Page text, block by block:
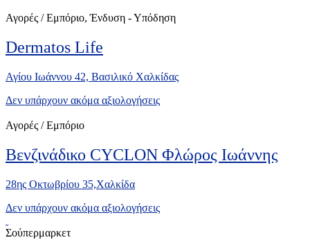
Αγορές / Εμπόριο, Ένδυση - Υπόδηση
Dermatos Life
Αγίου Ιωάννου 42, Βασιλικό Χαλκίδας
Δεν υπάρχουν ακόμα αξιολογήσεις
Αγορές / Εμπόριο
Βενζινάδικο CYCLON Φλώρος Ιωάννης
28ης Οκτωβρίου 35,Χαλκίδα
Δεν υπάρχουν ακόμα αξιολογήσεις
Σούπερμαρκετ